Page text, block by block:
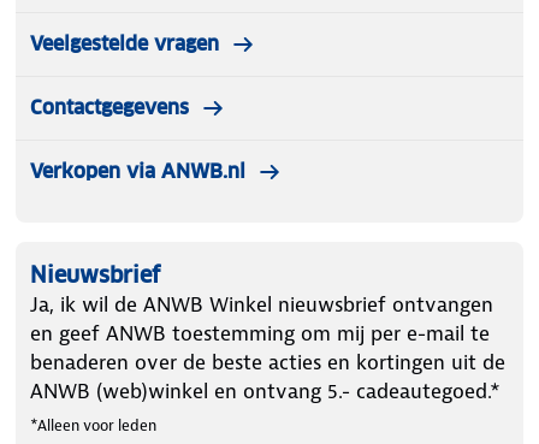
Veelgestelde vragen
Contactgegevens
Verkopen via ANWB.nl
Nieuwsbrief
Ja, ik wil de ANWB Winkel nieuwsbrief ontvangen
en geef ANWB toestemming om mij per e-mail te
benaderen over de beste acties en kortingen uit de
ANWB (web)winkel en ontvang 5.- cadeautegoed.*
*Alleen voor leden